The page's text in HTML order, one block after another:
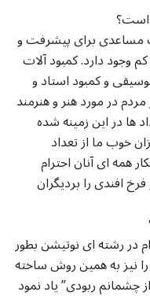
است؟
مساعدی برای پیشرفت و
وجود دارد. کمبود آلات
و کمبود استاد و
در مورد هنر و هنرمند
در این زمینه شده
خوب ما از تعداد
همه ای آنان احترام
افندی را بردیگران
در رشته ای نوتیشن بطور
نیز به همین روش ساخته